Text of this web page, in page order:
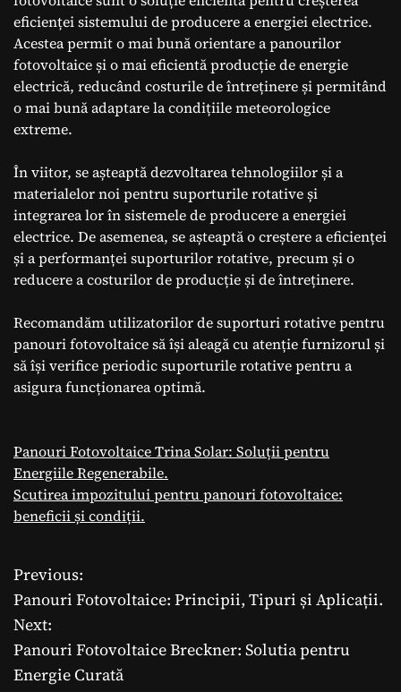
eficienței sistemului de producere a energiei electrice.
Acestea permit o mai bună orientare a panourilor
fotovoltaice și o mai eficientă producție de energie
electrică, reducând costurile de întreținere și permitând
o mai bună adaptare la condițiile meteorologice
extreme.
În viitor, se așteaptă dezvoltarea tehnologiilor și a
materialelor noi pentru suporturile rotative și
integrarea lor în sistemele de producere a energiei
electrice. De asemenea, se așteaptă o creștere a eficienței
și a performanței suporturilor rotative, precum și o
reducere a costurilor de producție și de întreținere.
Recomandăm utilizatorilor de suporturi rotative pentru
panouri fotovoltaice să își aleagă cu atenție furnizorul și
să își verifice periodic suporturile rotative pentru a
asigura funcționarea optimă.
Panouri Fotovoltaice Trina Solar: Soluții pentru
Energiile Regenerabile.
Scutirea impozitului pentru panouri fotovoltaice:
beneficii și condiții.
N
a
v
Previous:
Panouri Fotovoltaice: Principii, Tipuri și Aplicații.
Next:
Panouri Fotovoltaice Breckner: Solutia pentru
Energie Curată